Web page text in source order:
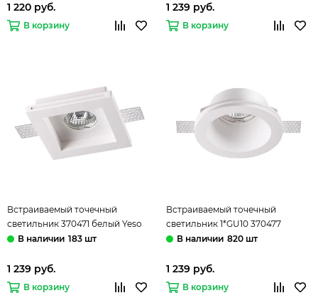
1 220 руб.
В корзину
1 239 руб.
В корзину
Встраиваемый точечный
светильник 370471 белый Yeso
Novotech
183 шт
1 239 руб.
В корзину
Встраиваемый точечный
светильник 1*GU10 370477
белый Yeso Novotech
820 шт
1 239 руб.
В корзину